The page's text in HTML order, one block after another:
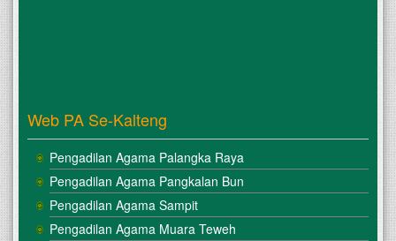
Web PA Se-Kalteng
Pengadilan Agama Palangka Raya
Pengadilan Agama Pangkalan Bun
Pengadilan Agama Sampit
Pengadilan Agama Muara Teweh